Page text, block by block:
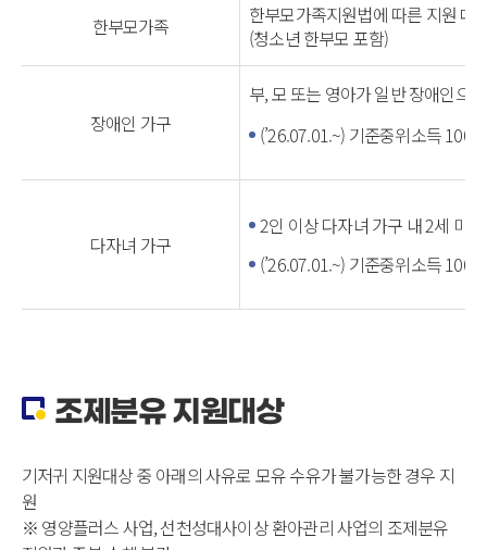
한부모가족
한부모가족지원법에 따른 지원 대
(청소년 한부모 포함)
장애인 가구
부, 모 또는 영아가 일반 장애인으
(’26.07.01.~) 기준중위소득
다자녀 가구
2인 이상 다자녀 가구 내 2세 미
(’26.07.01.~) 기준중위소득
조제분유 지원대상
기저귀 지원대상 중 아래의 사유로 모유 수유가 불가능한 경우 지
원
※ 영양플러스 사업, 선천성대사이상 환아관리 사업의 조제분유